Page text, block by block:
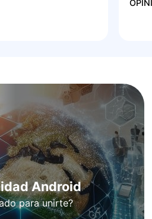
Android
para unirte?